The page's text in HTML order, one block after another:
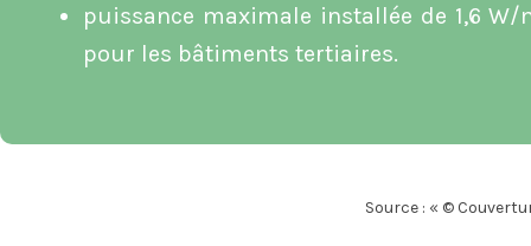
puissance maximale installée de 1,6
pour les bâtiments tertiaires.
Source : « ©